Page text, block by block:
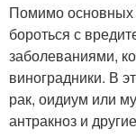
Помимо основных
бороться с
заболеваниями,
виноградники. В
рак, оидиум или
антракноз и